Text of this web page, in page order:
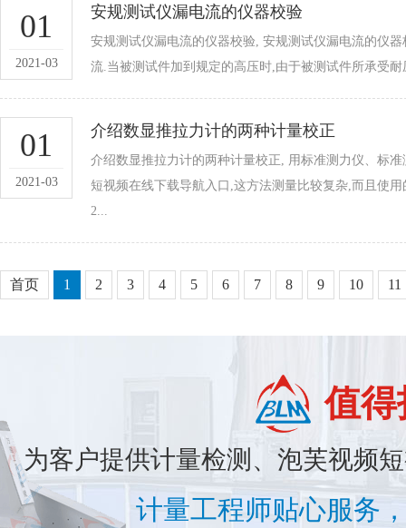
01
2021-03
安规测试仪漏电流的仪器校验
安规测试仪漏电流的仪器校验, 安规测试仪漏电流的仪
流.当被测试件加到规定的高压时,由于被测试件所承受
01
2021-03
介绍数显推拉力计的两种计量校正
介绍数显推拉力计的两种计量校正, 用标准测力仪、
短视频在线下载导航入口,这方法测量比较复杂,而且使
2...
首页 1 2 3 4 5 6 7 8 9 10 11
值得
为客户提供计量检测、泡芙视频短
计量工程师贴心服务